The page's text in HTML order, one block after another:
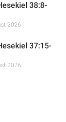
38:8-
2026
37:15-
2026